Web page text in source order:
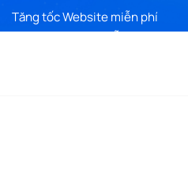
Tăng tốc Website miễn phí
Trending Traffic miễn phí